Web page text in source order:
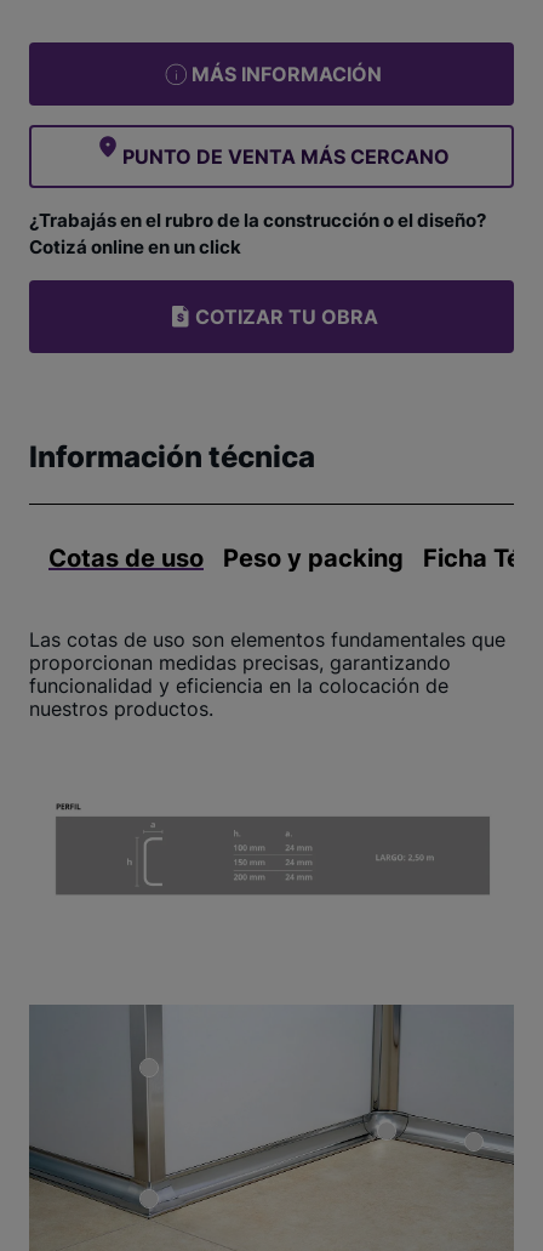
MÁS INFORMACIÓN
PUNTO DE VENTA MÁS CERCANO
¿Trabajás en el rubro de la construcción o el diseño?
Cotizá online en un click
COTIZAR TU OBRA
Información técnica
Cotas de uso Peso y packing Ficha
Las cotas de uso son elementos fundamentales que
proporcionan medidas precisas, garantizando
funcionalidad y eficiencia en la colocación de
nuestros productos.